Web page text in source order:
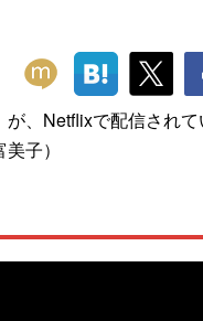
、Netflixで配信され
子）